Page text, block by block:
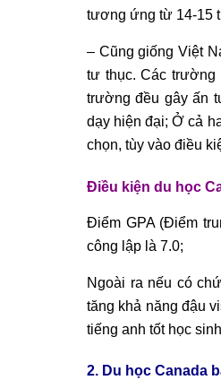
tương ứng từ 14-15
– Cũng giống Việt
tư thục. Các trường
trường đều gây ấn
dạy hiện đại; Ở cả
chọn, tùy vào điều
Điều kiện du học
Điểm GPA (Điểm
công lập là 7.0;
Ngoài ra nếu có
tăng khả năng đậu
tiếng anh tốt học
2. Du học Canada